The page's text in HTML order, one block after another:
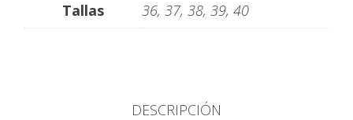
Tallas 36, 37, 38, 39, 40
DESCRIPCIÓN